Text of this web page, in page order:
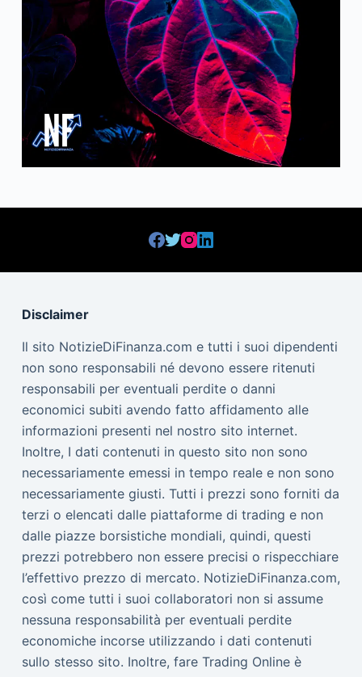
Disclaimer
Il sito NotizieDiFinanza.com e tutti i suoi dipendenti
non sono responsabili né devono essere ritenuti
responsabili per eventuali perdite o danni
economici subiti avendo fatto affidamento alle
informazioni presenti nel nostro sito internet.
Inoltre, I dati contenuti in questo sito non sono
necessariamente emessi in tempo reale e non sono
necessariamente giusti. Tutti i prezzi sono forniti da
terzi o elencati dalle piattaforme di trading e non
dalle piazze borsistiche mondiali, quindi, questi
prezzi potrebbero non essere precisi o rispecchiare
l’effettivo prezzo di mercato. NotizieDiFinanza.com,
così come tutti i suoi collaboratori non si assume
nessuna responsabilità per eventuali perdite
economiche incorse utilizzando i dati contenuti
sullo stesso sito. Inoltre, fare Trading Online è